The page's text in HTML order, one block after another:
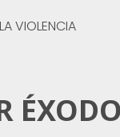
VIOLENCIA